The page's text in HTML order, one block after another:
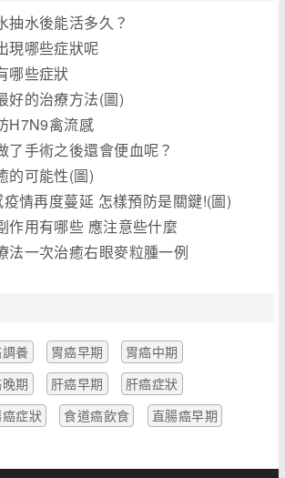
抽水後能活多久？
現哪些症狀呢
哪些症狀
好的治療方法(圖)
H7N9禽流感
了手術之後還會便血呢？
的可能性(圖)
情再度蔓延 怎樣預防是關鍵!(圖)
作用有哪些 應注意些什麼
法一次治癒右眼麥粒腫一例
養 胃癌早期
胃癌中期
期 肝癌早期
肝癌症狀
症狀 食道癌飲食 直腸癌早期